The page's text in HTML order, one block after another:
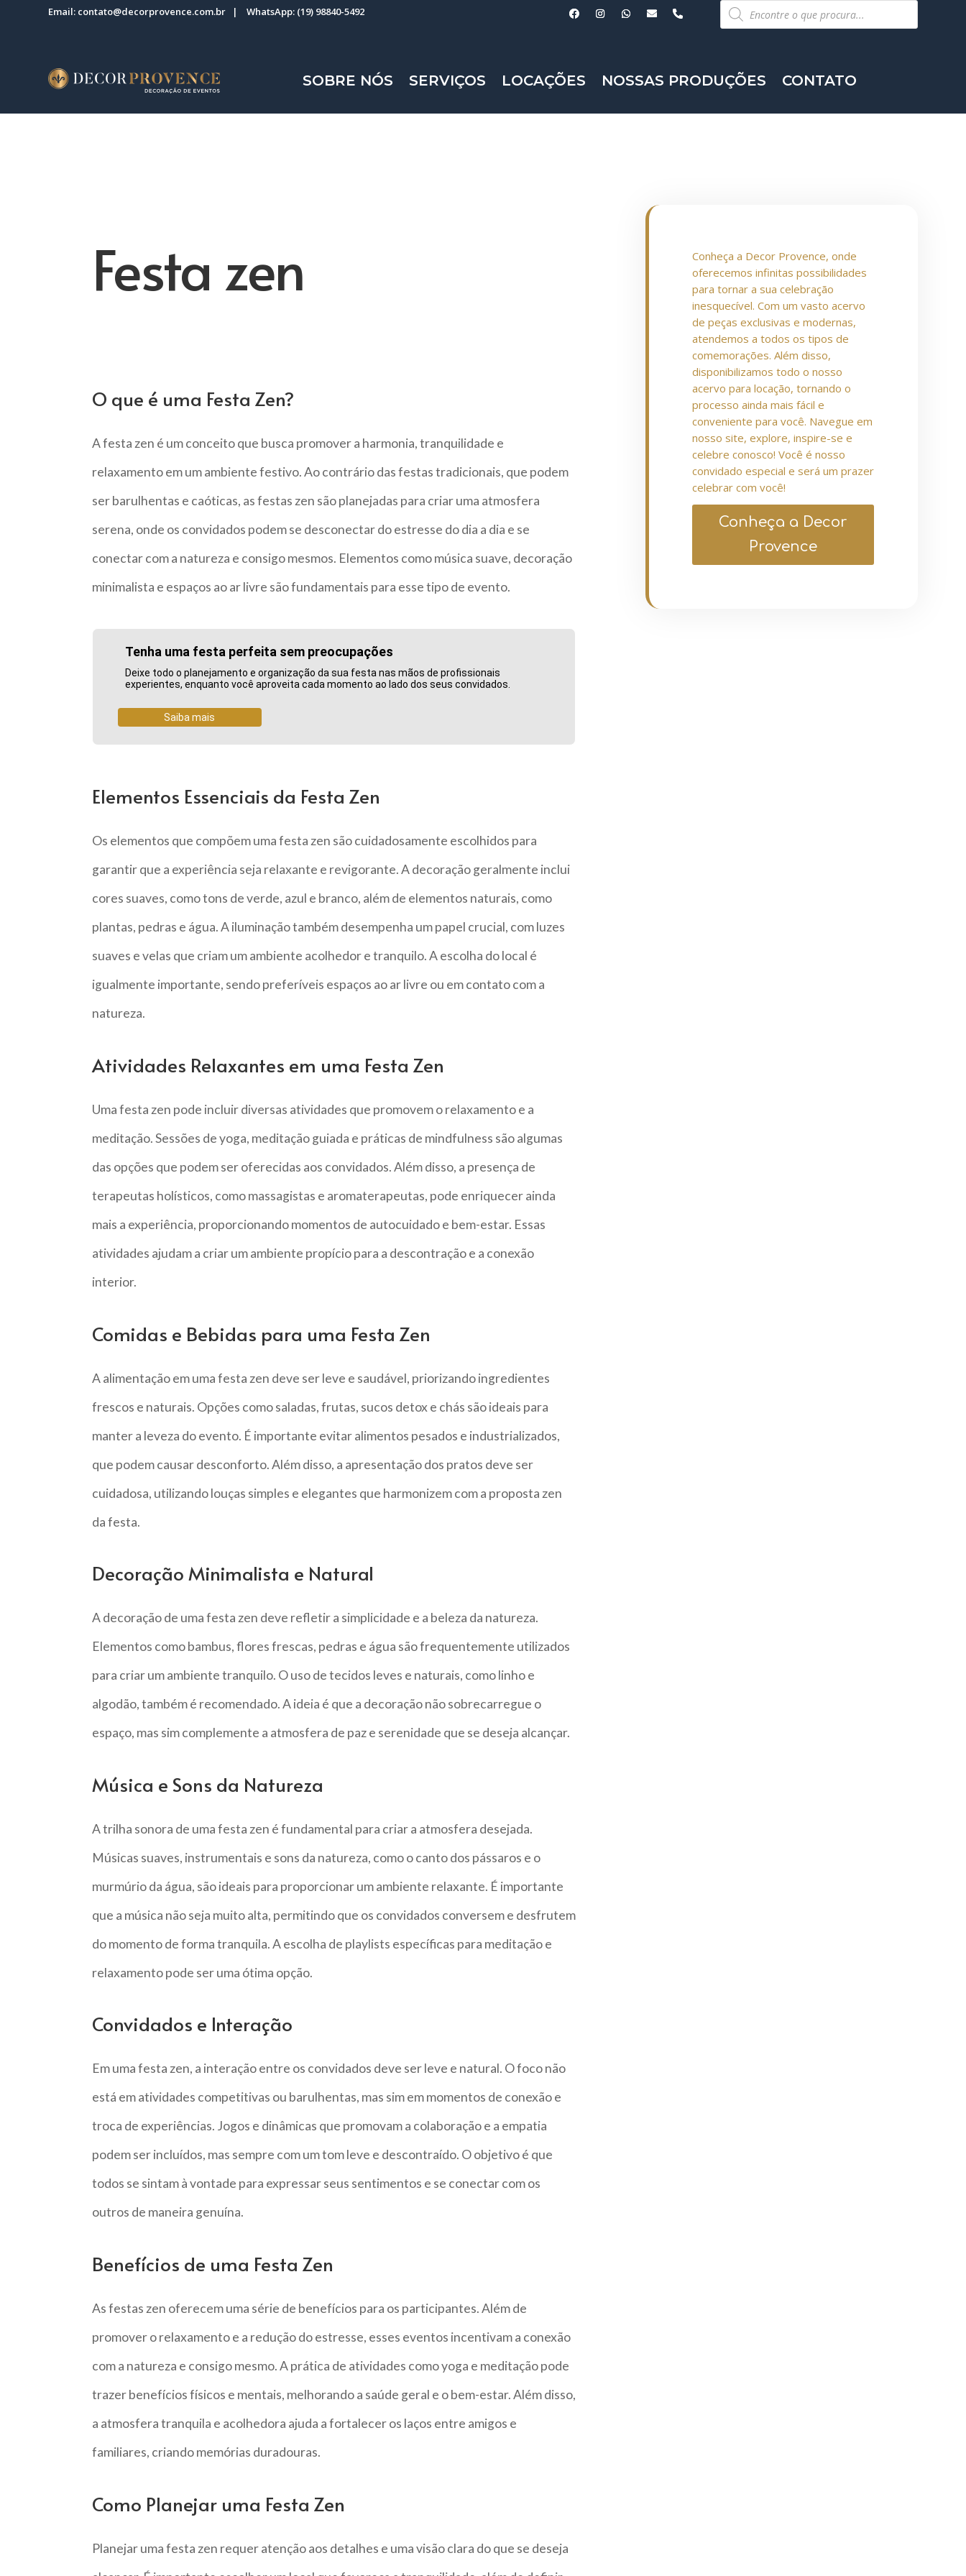
Email: contato@decorprovence.com.br | WhatsApp: (19) 98840-5492
Pesquisar
produtos
SOBRE NÓS SERVIÇOS LOCAÇÕES NOSSAS PRODUÇÕES CONTATO
Festa zen
O que é uma Festa Zen?
A festa zen é um conceito que busca promover a harmonia, tranquilidade e
relaxamento em um ambiente festivo. Ao contrário das festas tradicionais, que podem
ser barulhentas e caóticas, as festas zen são planejadas para criar uma atmosfera
serena, onde os convidados podem se desconectar do estresse do dia a dia e se
conectar com a natureza e consigo mesmos. Elementos como música suave, decoração
minimalista e espaços ao ar livre são fundamentais para esse tipo de evento.
Tenha uma festa perfeita sem preocupações
Deixe todo o planejamento e organização da sua festa nas mãos de profissionais
experientes, enquanto você aproveita cada momento ao lado dos seus convidados.
Saiba mais
Elementos Essenciais da Festa Zen
Os elementos que compõem uma festa zen são cuidadosamente escolhidos para
garantir que a experiência seja relaxante e revigorante. A decoração geralmente inclui
cores suaves, como tons de verde, azul e branco, além de elementos naturais, como
plantas, pedras e água. A iluminação também desempenha um papel crucial, com luzes
suaves e velas que criam um ambiente acolhedor e tranquilo. A escolha do local é
igualmente importante, sendo preferíveis espaços ao ar livre ou em contato com a
natureza.
Atividades Relaxantes em uma Festa Zen
Uma festa zen pode incluir diversas atividades que promovem o relaxamento e a
meditação. Sessões de yoga, meditação guiada e práticas de mindfulness são algumas
das opções que podem ser oferecidas aos convidados. Além disso, a presença de
terapeutas holísticos, como massagistas e aromaterapeutas, pode enriquecer ainda
mais a experiência, proporcionando momentos de autocuidado e bem-estar. Essas
atividades ajudam a criar um ambiente propício para a descontração e a conexão
interior.
Comidas e Bebidas para uma Festa Zen
A alimentação em uma festa zen deve ser leve e saudável, priorizando ingredientes
frescos e naturais. Opções como saladas, frutas, sucos detox e chás são ideais para
manter a leveza do evento. É importante evitar alimentos pesados e industrializados,
que podem causar desconforto. Além disso, a apresentação dos pratos deve ser
cuidadosa, utilizando louças simples e elegantes que harmonizem com a proposta zen
da festa.
Decoração Minimalista e Natural
A decoração de uma festa zen deve refletir a simplicidade e a beleza da natureza.
Elementos como bambus, flores frescas, pedras e água são frequentemente utilizados
para criar um ambiente tranquilo. O uso de tecidos leves e naturais, como linho e
algodão, também é recomendado. A ideia é que a decoração não sobrecarregue o
espaço, mas sim complemente a atmosfera de paz e serenidade que se deseja alcançar.
Música e Sons da Natureza
A trilha sonora de uma festa zen é fundamental para criar a atmosfera desejada.
Músicas suaves, instrumentais e sons da natureza, como o canto dos pássaros e o
murmúrio da água, são ideais para proporcionar um ambiente relaxante. É importante
que a música não seja muito alta, permitindo que os convidados conversem e desfrutem
do momento de forma tranquila. A escolha de playlists específicas para meditação e
relaxamento pode ser uma ótima opção.
Convidados e Interação
Em uma festa zen, a interação entre os convidados deve ser leve e natural. O foco não
está em atividades competitivas ou barulhentas, mas sim em momentos de conexão e
troca de experiências. Jogos e dinâmicas que promovam a colaboração e a empatia
podem ser incluídos, mas sempre com um tom leve e descontraído. O objetivo é que
todos se sintam à vontade para expressar seus sentimentos e se conectar com os
outros de maneira genuína.
Benefícios de uma Festa Zen
As festas zen oferecem uma série de benefícios para os participantes. Além de
promover o relaxamento e a redução do estresse, esses eventos incentivam a conexão
com a natureza e consigo mesmo. A prática de atividades como yoga e meditação pode
trazer benefícios físicos e mentais, melhorando a saúde geral e o bem-estar. Além disso,
a atmosfera tranquila e acolhedora ajuda a fortalecer os laços entre amigos e
familiares, criando memórias duradouras.
Como Planejar uma Festa Zen
Planejar uma festa zen requer atenção aos detalhes e uma visão clara do que se deseja
Conheça a Decor Provence, onde
oferecemos infinitas possibilidades
para tornar a sua celebração
inesquecível. Com um vasto acervo
de peças exclusivas e modernas,
atendemos a todos os tipos de
comemorações. Além disso,
disponibilizamos todo o nosso
acervo para locação, tornando o
processo ainda mais fácil e
conveniente para você. Navegue em
nosso site, explore, inspire-se e
celebre conosco! Você é nosso
convidado especial e será um prazer
celebrar com você!
Conheça a Decor
Provence